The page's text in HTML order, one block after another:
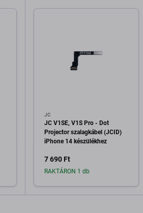
JC
JC V1SE, V1S Pro - Dot
Projector szalagkábel (JCID)
iPhone 14 készülékhez
7 690 Ft
RAKTÁRON 1 db